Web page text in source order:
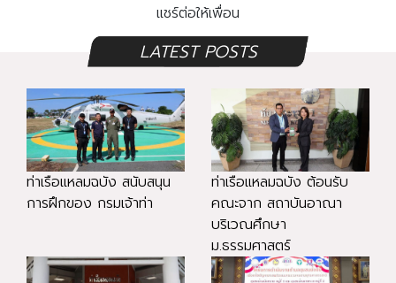
แชร์ต่อให้เพื่อน
LATEST POSTS
ท่าเรือแหลมฉบัง สนับสนุน
การฝึกของ กรมเจ้าท่า
ท่าเรือแหลมฉบัง ต้อนรับ
คณะจาก สถาบันอาณา
บริเวณศึกษา
ม.ธรรมศาสตร์